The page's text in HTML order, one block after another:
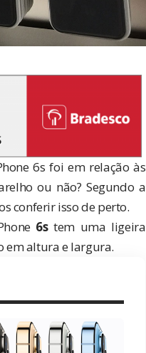
6s foi em relação às
ou não? Segundo a
conferir isso de perto.
6stem uma ligeira
em altura e largura.